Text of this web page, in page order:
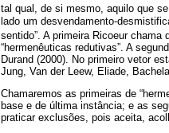
tal qual, de si mesmo, aquilo que
lado um desvendamento-
sentido”. A primeira Ricoeur chama
“hermenêuticas redutivas”. A
Durand (2000). No primeiro vetor
Jung, Van der Leew, Eliade,
Chamaremos as primeiras de
base e de última instância; e as
praticar exclusões, pois aceita,